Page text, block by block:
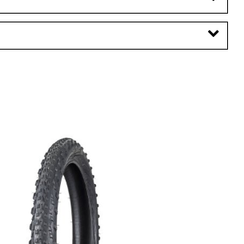
PREISFILTER ANWENDEN